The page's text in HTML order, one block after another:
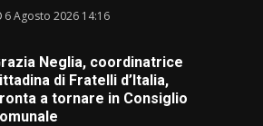
6 Agosto 2026 14:16
Neglia, coordinatrice
di Fratelli d’Italia,
a tornare in Consiglio